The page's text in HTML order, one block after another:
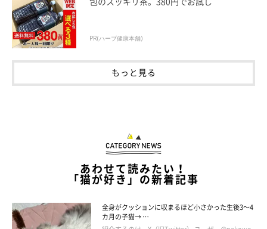
PR(ハーブ健康本舗)
もっと見る
あわせて読みたい！
「猫が好き」の新着記事
全身がクッションに収まるほど小さかった生後3～4
カ月の子猫→ …